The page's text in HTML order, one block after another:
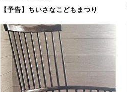
【予告】ちいさなこどもまつり